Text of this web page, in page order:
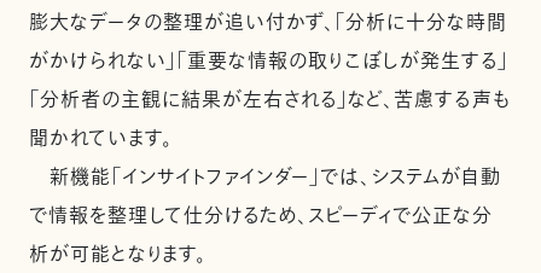
膨大なデータの整理が追い付かず、「分析に十分な時間
がかけられない」「重要な情報の取りこぼしが発生する」
「分析者の主観に結果が左右される」など、苦慮する声も
聞かれています。
新機能「インサイトファインダー」では、システムが自動
で情報を整理して仕分けるため、スピーディで公正な分
析が可能となります。